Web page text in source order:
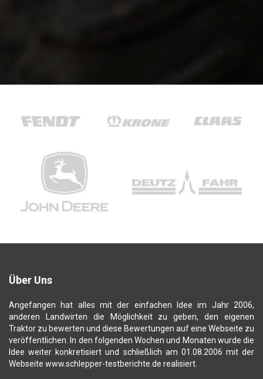
Über Uns
Angefangen hat alles mit der einfachen Idee im Jahr 2006,
anderen Landwirten die Möglichkeit zu geben, den eigenen
Traktor zu bewerten und diese Bewertungen auf eine Webseite zu
veröffentlichen. In den folgenden Wochen und Monaten wurde die
Idee weiter konkretisiert und schließlich am 01.08.2006 mit der
Webseite www.schlepper-testberichte.de realisiert.